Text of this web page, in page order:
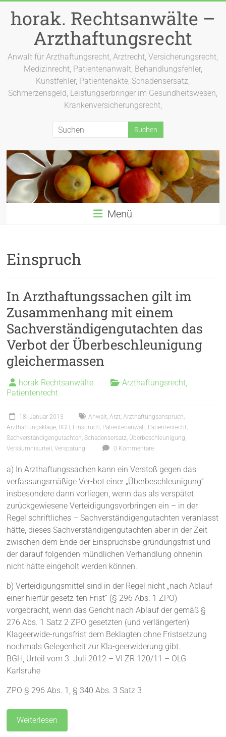
Inhalt
springen
horak. Rechtsanwälte –
Arzthaftungsrecht
Anwalt für Arzthaftungsrecht, Arztrecht, Versicherungsrecht,
Medizinrecht, Patientenanwalt, Behandlungsfehler,
Kunstfehler, Patientenakte, Schadensersatz,
Schmerzensgeld, Leistungserbringer im Gesundheitswesen,
Krankenversicherungsrecht,
Menü
Einspruch
In Arzthaftungssachen gilt im
Zusammenhang mit einem
Sachverständigengutachten das
Verbot der Überbeschleunigung
gleichermassen
horak Rechtsanwälte Arzthaftungsrecht
Patientenrecht
18. Januar 2013 Anwalt ,Arzt ,Arzthaftungsanspruch
Arzthaftungsklage BGH Einspruch Patientenanwalt Patientenrecht
Sachverständigengutachten ,Schadensersatz Überbeschleunigung
Versäumnisurteil ,Verspätung 0 Kommentare
a) In Arzthaftungssachen kann ein Verstoß gegen das
verfassungsmäßige Ver-bot einer „Überbeschleunigung“
insbesondere dann vorliegen, wenn das als verspätet
zurückgewiesene Verteidigungsvorbringen ein – in der
Regel schriftliches – Sachverständigengutachten veranlasst
hätte, dieses Sachverständigengutachten aber in der Zeit
zwischen dem Ende der Einspruchsbe-gründungsfrist und
der darauf folgenden mündlichen Verhandlung ohnehin
nicht hätte eingeholt werden können.
b) Verteidigungsmittel sind in der Regel nicht „nach Ablauf
einer hierfür gesetz-ten Frist“ (§ 296 Abs. 1 ZPO)
vorgebracht, wenn das Gericht nach Ablauf der gemäß §
276 Abs. 1 Satz 2 ZPO gesetzten (und verlängerten)
Klageerwide-rungsfrist dem Beklagten ohne Fristsetzung
nochmals Gelegenheit zur Kla-geerwiderung gibt.
BGH, Urteil vom 3. Juli 2012 – VI ZR 120/11 – OLG
Karlsruhe
ZPO § 296 Abs. 1, § 340 Abs. 3 Satz 3
Weiterlesen